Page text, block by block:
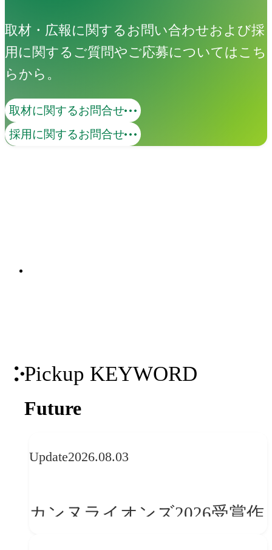
取材・広報に関するお問い合わせおよび採
用に関するご質問やご応募についてはこち
らから。
取材に関するお問合せ
採用に関するお問合せ
コンテンツマーケティング
Pickup KEYWORD
Future
Update2026.08.03
カンヌライオンズ2026受賞作